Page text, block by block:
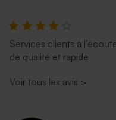
Services clients à
de qualité et rapide
Voir tous les avis >